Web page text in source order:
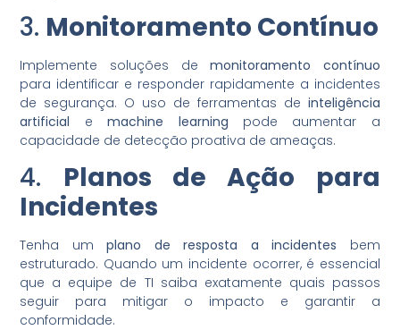
3. Monitoramento Contínuo
Implemente soluções demonitoramento contínuo
para identificar e responder rapidamente a incidentes
de segurança. O uso de ferramentas de inteligência
artificial emachine learning pode aumentar a
capacidade de detecção proativa de ameaças.
4. Planos de Ação para
Incidentes
Tenha umplano de resposta a incidentes bem
estruturado. Quando um incidente ocorrer, é essencial
que a equipe de TI saiba exatamente quais passos
seguir para mitigar o impacto e garantir a
conformidade.